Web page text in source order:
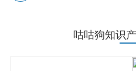
咕咕狗知识